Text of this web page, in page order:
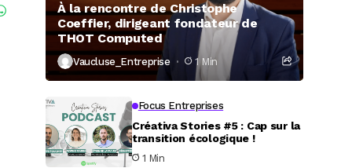
À la rencontre de Christophe
Coeffier, dirigeant fondateur de
THOT Computed
Vaucluse_Entreprise 1 Min
Focus Entreprises
Créativa Stories #5 : Cap sur la
transition écologique !
1 Min